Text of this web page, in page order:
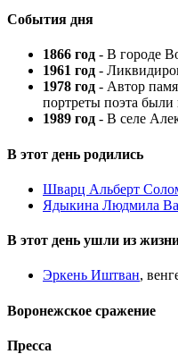
События дня
1866 год - В городе
1961 год -
1978 год - Автор
портреты поэта
1989 год - В селе
В этот день родились
Шварц Альберт
Ядыкина Людмила
В этот день ушли из
Эркень Иштван,
Воронежское сражение
Пресса